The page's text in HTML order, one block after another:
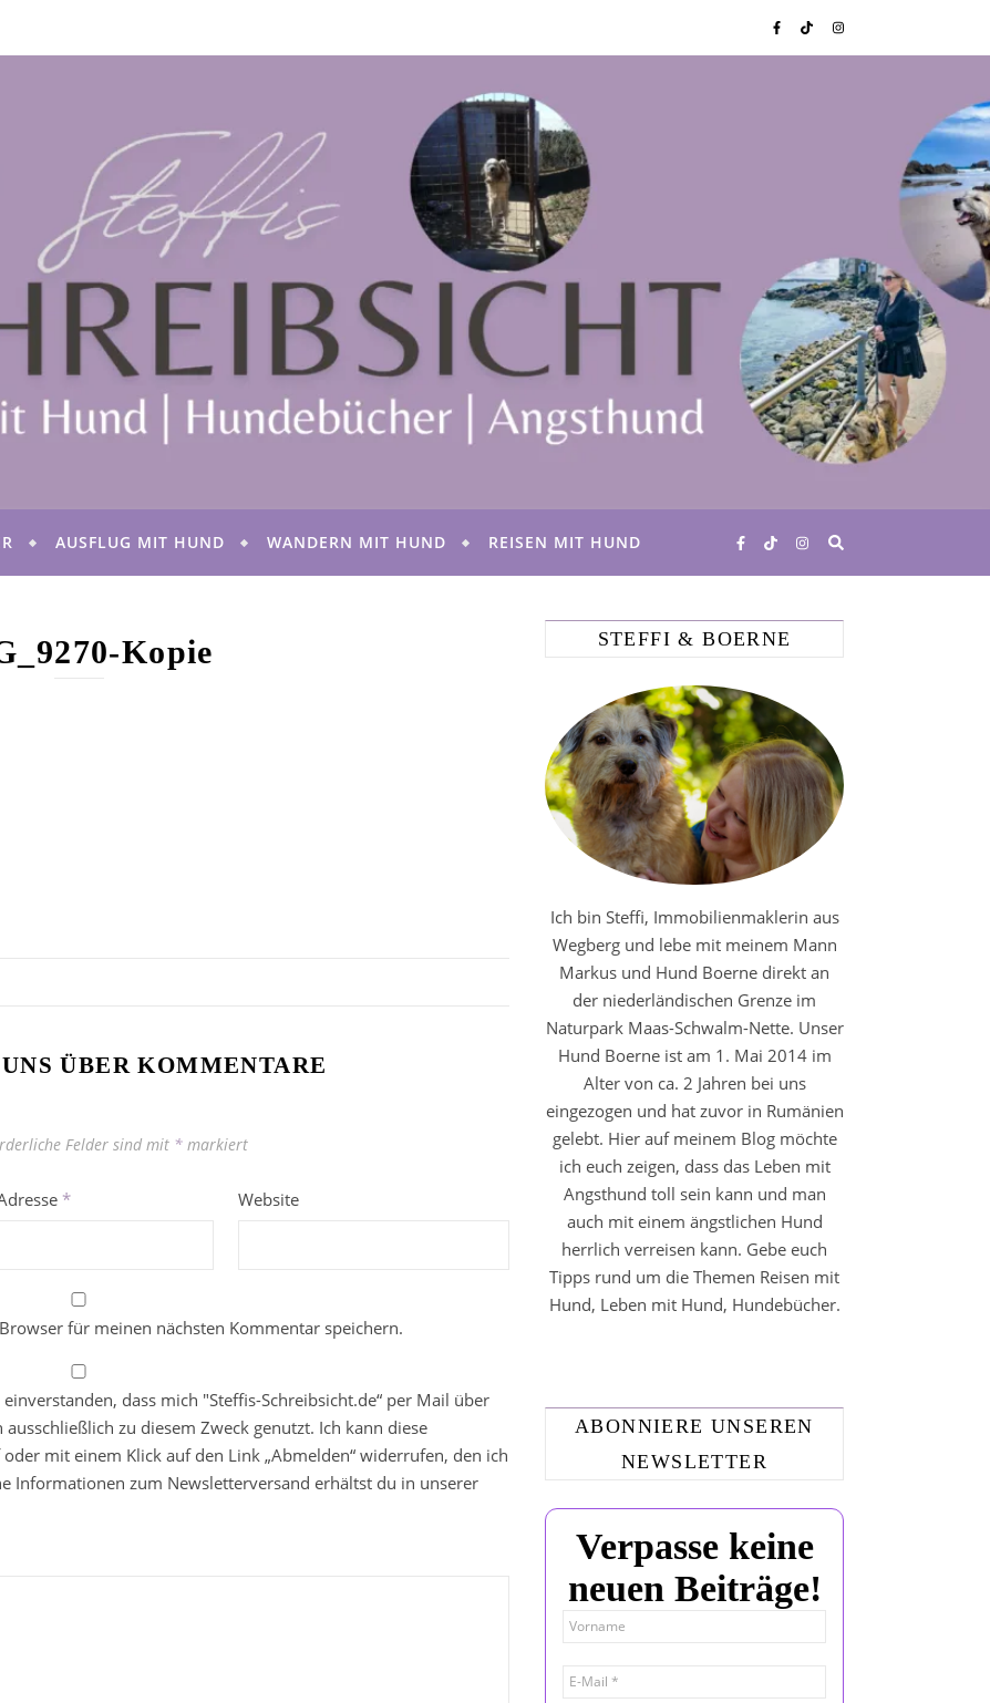
AUSFLUG MIT HUND WANDERN MIT HUND REISEN MIT HUND
Kopie
ÜBER KOMMENTARE
Felder sind mit * markiert
* Website
für meinen nächsten Kommentar speichern.
dass mich "Steffis-Schreibsicht.de“ per Mail über
zu diesem Zweck genutzt. Ich kann diese
mit einem Klick auf den Link „Abmelden“ widerrufen, den ich
Informationen zum Newsletterversand erhältst du in unserer
STEFFI & BOERNE
Ich bin Steffi, Immobilienmaklerin aus
Wegberg und lebe mit meinem Mann
Markus und Hund Boerne direkt an
der niederländischen Grenze im
Naturpark Maas-Schwalm-Nette. Unser
Hund Boerne ist am 1. Mai 2014 im
Alter von ca. 2 Jahren bei uns
eingezogen und hat zuvor in Rumänien
gelebt. Hier auf meinem Blog möchte
ich euch zeigen, dass das Leben mit
Angsthund toll sein kann und man
auch mit einem ängstlichen Hund
herrlich verreisen kann. Gebe euch
Tipps rund um die Themen Reisen mit
Hund, Leben mit Hund, Hundebücher.
ABONNIERE UNSEREN
NEWSLETTER
Verpasse keine
neuen Beiträge!